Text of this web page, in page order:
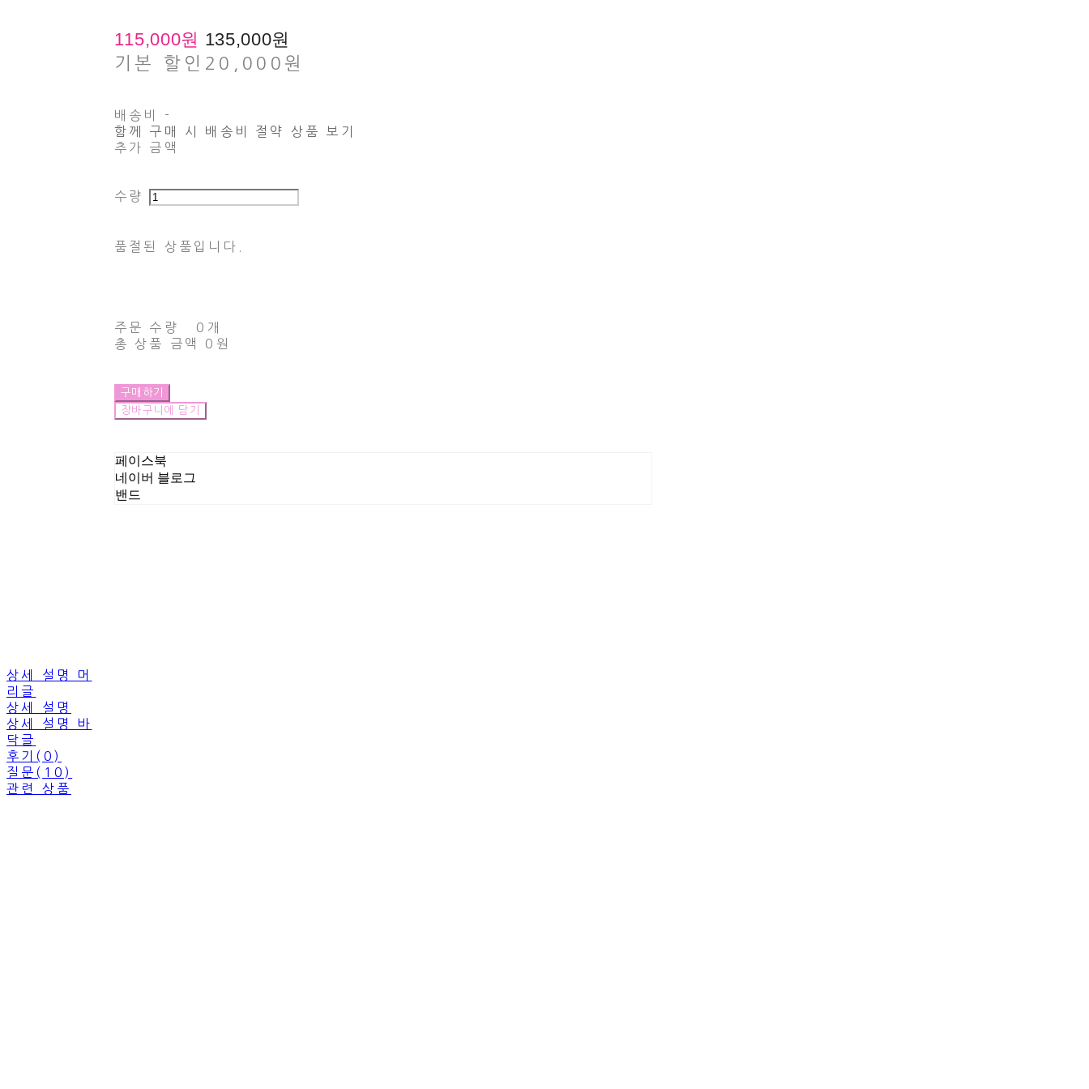
115,000원 135,000원
기본 할인 20,000원
배송비 -
함께 구매 시 배송비 절약 상품 보기
추가 금액
수량
품절된 상품입니다.
주문 수량
0개
총 상품 금액
0원
구매하기
장바구니에 담기
페이스북
네이버 블로그
밴드
상세 설명 머
리글
상세 설명
상세 설명 바
닥글
후기(0)
질문(10)
관련 상품